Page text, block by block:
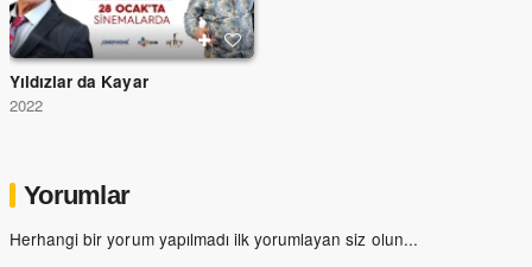
Yıldızlar da Kayar
2022
Yorumlar
Herhangi bir yorum yapılmadı ilk yorumlayan siz olun...